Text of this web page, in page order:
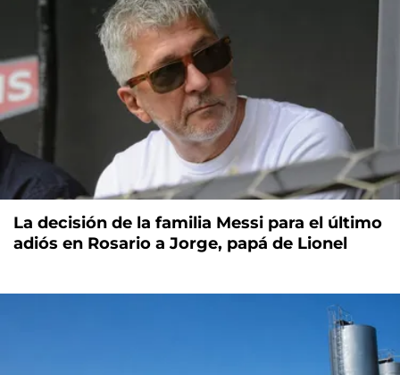
La decisión de la familia Messi para el último
adiós en Rosario a Jorge, papá de Lionel